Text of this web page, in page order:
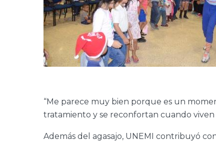
“Me parece muy bien porque es un
tratamiento y se reconfortan cuando viven
Además del agasajo, UNEMI contribuyó